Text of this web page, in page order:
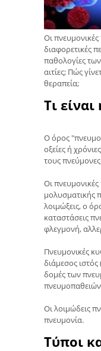
Οι
διαφορετικές
παθολογίες
αιτίες; Πώς
θεραπεία;
Τι
Ο όρος
οξείες ή
τους
Οι πνευμονικές
μολυσματικής
λοιμώξεις, ο
καταστάσεις
φλεγμονή,
Πνευμονικές
διάμεσος ιστός
δομές των
Οι λοιμώδεις
πνευμονία.
Τύποι